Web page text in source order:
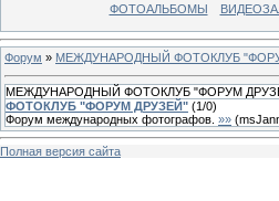
ФОТОАЛЬБОМЫ
Форум » МЕЖДУНАРОДНЫЙ ФОТОКЛУБ
МЕЖДУНАРОДНЫЙ ФОТОКЛУБ "ФОРУМ
ФОТОКЛУБ "ФОРУМ ДРУЗЕЙ" (1/0)
Форум международных фотографов. »» (
Полная версия сайта